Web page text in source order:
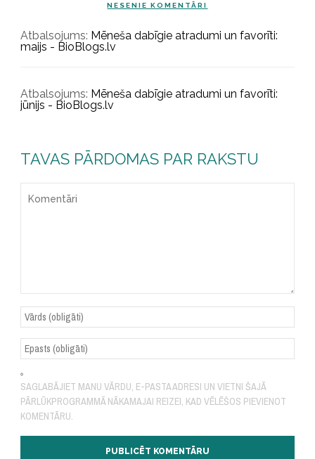
NESENIE KOMENTĀRI
Atbalsojums: Mēneša dabīgie atradumi un favorīti:
maijs - BioBlogs.lv
Atbalsojums: Mēneša dabīgie atradumi un favorīti:
jūnijs - BioBlogs.lv
TAVAS PĀRDOMAS PAR RAKSTU
SAGLABĀJIET MANU VĀRDU, E-PASTA ADRESI UN VIETNI ŠAJĀ
PĀRLŪKPROGRAMMĀ NĀKAMAJAI REIZEI, KAD VĒLĒŠOS PIEVIENOT
KOMENTĀRU.